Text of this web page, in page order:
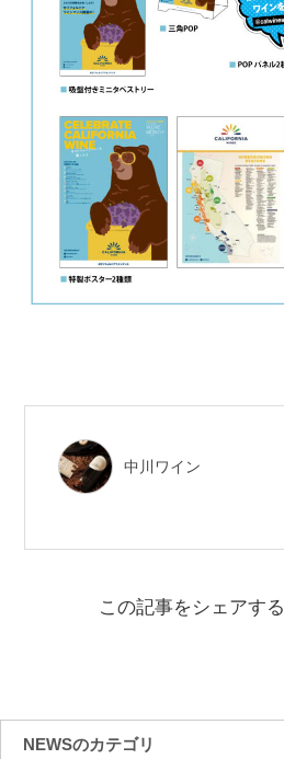
NEWSのカテゴリ
中川ワイン
この記事をシェアする